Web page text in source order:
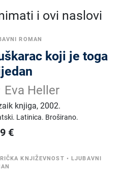
i ovi naslovi
ROMAN
koji je toga
Eva Heller
knjiga,2002.
Latinica. Broširano.
€
KNJIŽEVNOST •LJUBAVNI